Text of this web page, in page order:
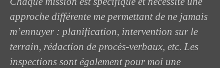
approche différente me permettant de ne jamais
m’ennuyer : planification, intervention sur le
terrain, rédaction de procès-verbaux, etc. Les
inspections sont également pour moi une